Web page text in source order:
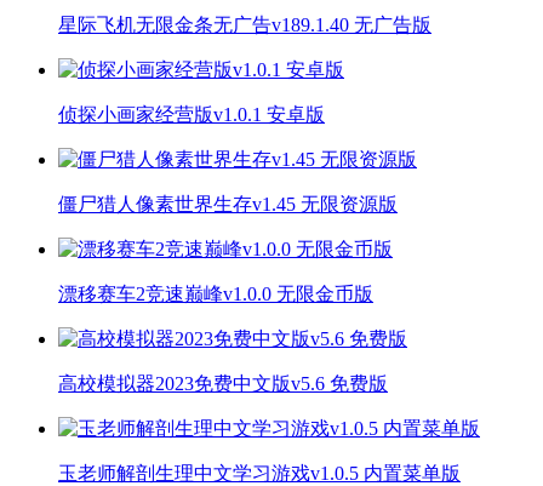
星际飞机无限金条无广告v189.1.40 无广告版
侦探小画家经营版v1.0.1 安卓版
僵尸猎人像素世界生存v1.45 无限资源版
漂移赛车2竞速巅峰v1.0.0 无限金币版
高校模拟器2023免费中文版v5.6 免费版
玉老师解剖生理中文学习游戏v1.0.5 内置菜单版